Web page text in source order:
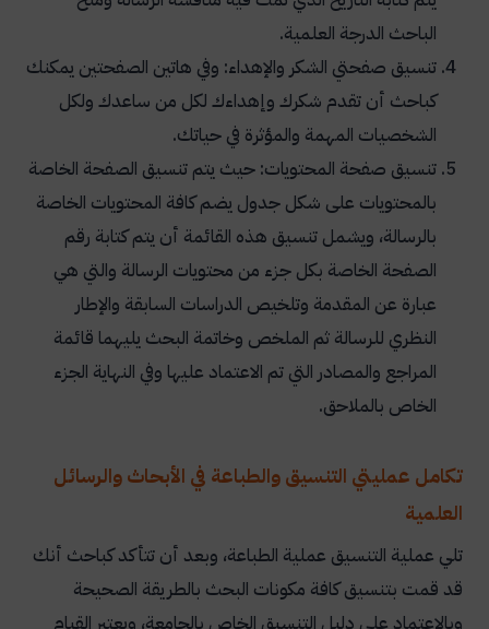
الباحث الدرجة العلمية.
تنسيق صفحتي الشكر والإهداء: وفي هاتين الصفحتين يمكنك
كباحث أن تقدم شكرك وإهداءك لكل من ساعدك ولكل
الشخصيات المهمة والمؤثرة في حياتك.
تنسيق صفحة المحتويات: حيث يتم تنسيق الصفحة الخاصة
بالمحتويات على شكل جدول يضم كافة المحتويات الخاصة
بالرسالة، ويشمل تنسيق هذه القائمة أن يتم كتابة رقم
الصفحة الخاصة بكل جزء من محتويات الرسالة والتي هي
عبارة عن المقدمة وتلخيص الدراسات السابقة والإطار
النظري للرسالة ثم الملخص وخاتمة البحث يليهما قائمة
المراجع والمصادر التي تم الاعتماد عليها وفي النهاية الجزء
الخاص بالملاحق.
تكامل عمليتي التنسيق والطباعة في الأبحاث والرسائل
العلمية
تلي عملية التنسيق عملية الطباعة، وبعد أن تتأكد كباحث أنك
قد قمت بتنسيق كافة مكونات البحث بالطريقة الصحيحة
وبالاعتماد على دليل التنسيق الخاص بالجامعة، ويعتبر القيام